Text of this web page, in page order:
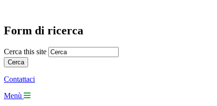
Form di ricerca
Cerca this site
Contattaci
Menù